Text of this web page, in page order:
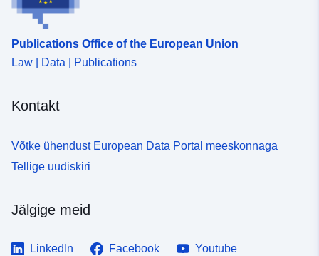
Publications Office of the European Union
Law | Data | Publications
Kontakt
Võtke ühendust European Data Portal meeskonnaga
Tellige uudiskiri
Jälgige meid
LinkedIn Facebook
Youtube